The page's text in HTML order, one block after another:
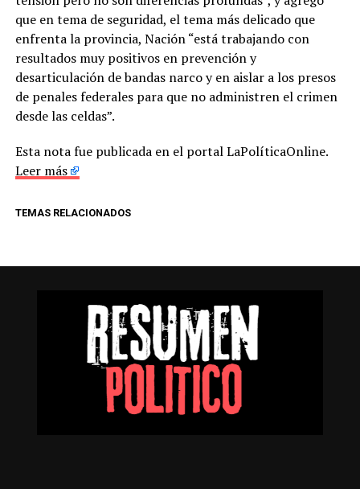
que en tema de seguridad, el tema más delicado que
enfrenta la provincia, Nación “está trabajando con
resultados muy positivos en prevención y
desarticulación de bandas narco y en aislar a los presos
de penales federales para que no administren el crimen
desde las celdas”.
Esta nota fue publicada en el portal LaPolíticaOnline.
Leer más
TEMAS RELACIONADOS